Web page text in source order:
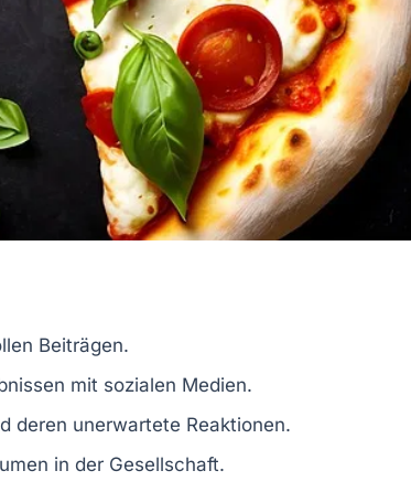
Beiträgen.
mit sozialen Medien.
deren unerwartete Reaktionen.
in der Gesellschaft.